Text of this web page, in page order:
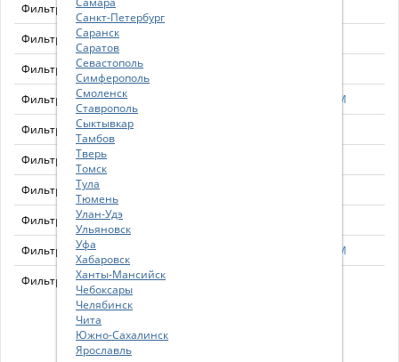
Фильтр воздушный AF25526
Фильтр
Фильтр
Фильтр воздушный
AF25596M
Фильтр воздушный
Фильтр воздушный AF25627 наружный
Фильтр воздушный
Фильтр воздушный
Фильтр воздушный
AF25708M
Фильтр воздушный
1
Санкт-Петербург
Саранск
Саратов
Севастополь
Симферополь
Смоленск
Ставрополь
Сыктывкар
Тамбов
Тверь
Томск
Тула
Тюмень
Улан-Удэ
Ульяновск
Уфа
Хабаровск
Ханты-Мансийск
Чебоксары
Челябинск
Чита
Южно-Сахалинск
Ярославль